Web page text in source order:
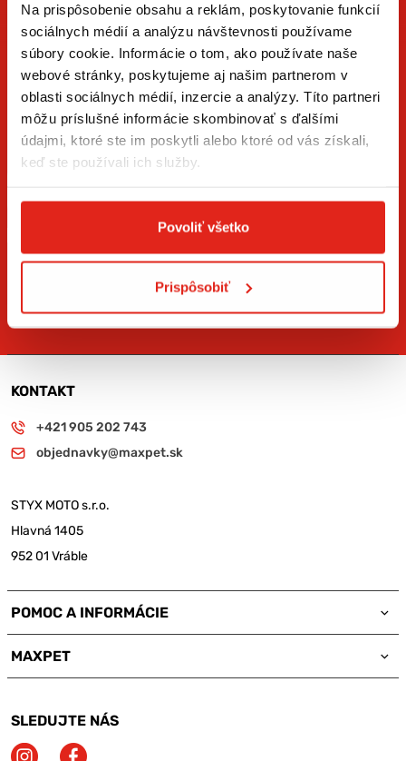
Na prispôsobenie obsahu a reklám, poskytovanie funkcií
sociálnych médií a analýzu návštevnosti používame
súbory cookie. Informácie o tom, ako používate naše
webové stránky, poskytujeme aj našim partnerom v
oblasti sociálnych médií, inzercie a analýzy. Títo partneri
môžu príslušné informácie skombinovať s ďalšími
údajmi, ktoré ste im poskytli alebo ktoré od vás získali,
keď ste používali ich služby.
Povoliť všetko
Prispôsobiť
ZÍSKAJTE NOVINKY AKO PRVÝ
Prihláste sa na odber newslettera a buďte prvý, kto má
novinky.
spracovaním osobných údajov
PRIHLÁSIŤ SA
KONTAKT
+421 905 202 743
objednavky@maxpet.sk
STYX MOTO s.r.o.
Hlavná 1405
952 01 Vráble
POMOC A INFORMÁCIE
MAXPET
SLEDUJTE NÁS